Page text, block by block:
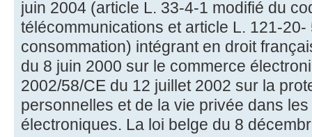
juin 2004 (article L. 33-4-1 modifié du
télécommunications et article L. 121-
consommation) intégrant en droit
du 8 juin 2000 sur le commerce
2002/58/CE du 12 juillet 2002 sur la
personnelles et de la vie privée dans
électroniques. La loi belge du 8